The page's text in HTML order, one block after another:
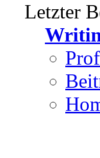
Letzter